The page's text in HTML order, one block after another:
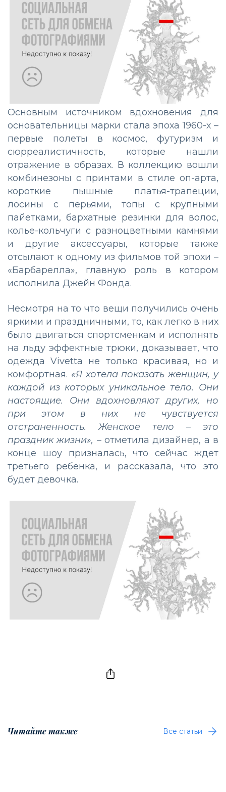
Основным источником вдохновения для
основательницы марки стала эпоха 1960-х –
первые полеты в космос, футуризм и
сюрреалистичность, которые нашли
отражение в образах. В коллекцию вошли
комбинезоны с принтами в стиле оп-арта,
короткие пышные платья-трапеции,
лосины с перьями, топы с крупными
пайетками, бархатные резинки для волос,
колье-кольчуги с разноцветными камнями
и другие аксессуары, которые также
отсылают к одному из фильмов той эпохи –
«Барбарелла», главную роль в котором
исполнила Джейн Фонда.
Несмотря на то что вещи получились очень
яркими и праздничными, то, как легко в них
было двигаться спортсменкам и исполнять
на льду эффектные трюки, доказывает, что
одежда Vivetta не только красивая, но и
комфортная. «Я хотела показать женщин, у
каждой из которых уникальное тело. Они
настоящие. Они вдохновляют других, но
при этом в них не чувствуется
отстраненность. Женское тело – это
праздник жизни», – отметила дизайнер, а в
конце шоу призналась, что сейчас ждет
третьего ребенка, и рассказала, что это
будет девочка.
Читайте также Все статьи